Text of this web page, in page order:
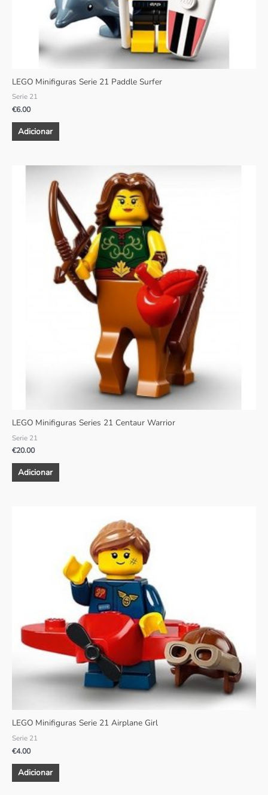
LEGO Minifiguras Serie 21 Paddle Surfer
Serie 21
€6.00
Adicionar
LEGO Minifiguras Series 21 Centaur Warrior
Serie 21
€20.00
Adicionar
LEGO Minifiguras Serie 21 Airplane Girl
Serie 21
€4.00
Adicionar